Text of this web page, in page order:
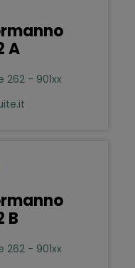
A
262 - 901xx
B
262 - 901xx